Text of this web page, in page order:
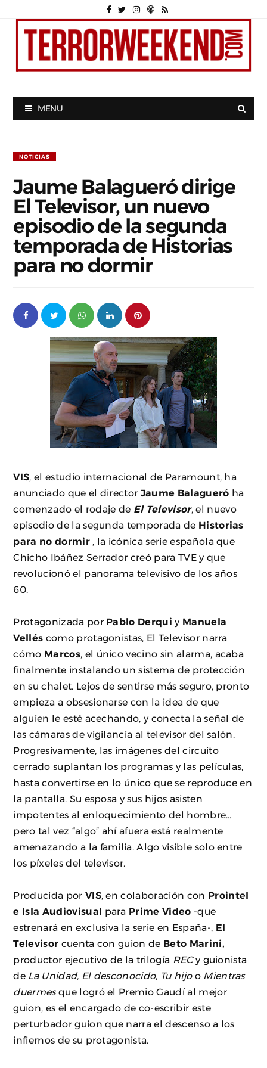
MENU
NOTICIAS
Jaume Balagueró dirige
El Televisor, un nuevo
episodio de la segunda
temporada de Historias
para no dormir
VIS , el estudio internacional de Paramount, ha
anunciado que el director Jaume Balagueró ha
comenzado el rodaje de El Televisor, el nuevo
episodio de la segunda temporada de Historias
para no dormir, la icónica serie española que
Chicho Ibáñez Serrador creó para TVE y que
revolucionó el panorama televisivo de los años
60.
Protagonizada por Pablo Derqui y Manuela
Vellés como protagonistas, El Televisor narra
cómo Marcos, el único vecino sin alarma, acaba
finalmente instalando un sistema de protección
en su chalet. Lejos de sentirse más seguro, pronto
empieza a obsesionarse con la idea de que
alguien le esté acechando, y conecta la señal de
las cámaras de vigilancia al televisor del salón.
Progresivamente, las imágenes del circuito
cerrado suplantan los programas y las películas,
hasta convertirse en lo único que se reproduce en
la pantalla. Su esposa y sus hijos asisten
impotentes al enloquecimiento del hombre…
pero tal vez “algo” ahí afuera está realmente
amenazando a la familia. Algo visible solo entre
los píxeles del televisor.
Producida por VIS, en colaboración con Prointel
e Isla Audiovisual para Prime Video -que
estrenará en exclusiva la serie en España-, El
Televisor cuenta con guion de Beto Marini,
productor ejecutivo de la trilogía RECy guionista
de La Unidad, El desconocido, Tu hijoo Mientras
duermesque logró el Premio Gaudí al mejor
guion, es el encargado de co-escribir este
perturbador guion que narra el descenso a los
infiernos de su protagonista.